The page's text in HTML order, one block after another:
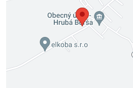
Prajete si načítať externý obsah?
Povoliť tentokrát
Povoliť a zapamätať - súhlas s